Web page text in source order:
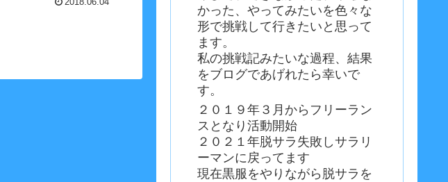
2018.06.04
かった、やってみたいを色々な
形で挑戦して行きたいと思って
ます。
私の挑戦記みたいな過程、結果
をブログであげれたら幸いで
す。
２０１９年３月からフリーラン
スとなり活動開始
２０２１年脱サラ失敗しサラリ
ーマンに戻ってます
現在黒服をやりながら脱サラを